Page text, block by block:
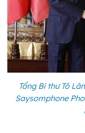
Tổng Bí thư Tô
Saysomphone